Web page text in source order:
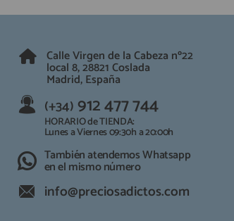
Calle Virgen de la Cabeza nº22
local 8, 28821 Coslada
Madrid, España
(+34) 912 477 744
HORARIO de TIENDA:
Lunes a Viernes 09:30h a 20:00h
También atendemos Whatsapp
en el mismo número
info@preciosadictos.com